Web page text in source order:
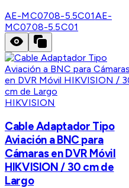
AE-MC0708-5.5C01AE-
MC0708-5.5C01
HIKVISION
Cable Adaptador Tipo
Aviación a BNC para
Cámaras en DVR Móvil
HIKVISION / 30 cm de
Largo